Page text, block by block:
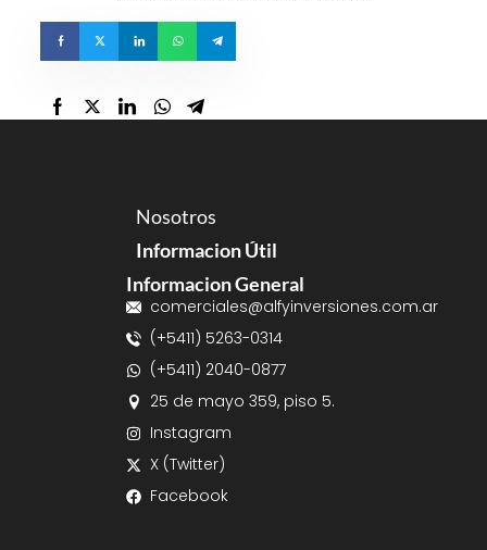
Nosotros
Informacion Útil
Informacion General
comerciales@alfyinversiones.com.ar
(+5411) 5263-0314
(+5411) 2040-0877
25 de mayo 359, piso 5.
Instagram
X (Twitter)
Facebook